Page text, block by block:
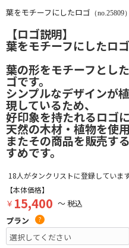
葉をモチーフにしたロゴ （no.25809）
【ロゴ説明】
葉をモチーフにしたロゴ
葉の形をモチーフとし
ゴです。
シンプルなデザインが
現しているため、
好印象を持たれるロゴ
天然の木材・植物を使
またその商品を販売す
すめです。
18人がタンクリストに登録していま
【本体価格】
￥ 15,400 ～ 税込
プラン
?